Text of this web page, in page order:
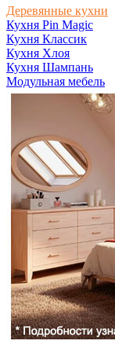
Деревянные кухни
Кухня Pin Magic
Кухня Классик
Кухня Хлоя
Кухня Шампань
Модульная мебель